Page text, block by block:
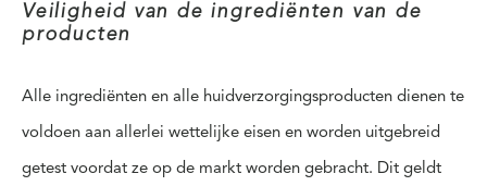
Veiligheid van de ingrediënten van de
producten
Alle ingrediënten en alle huidverzorgingsproducten dienen te
voldoen aan allerlei wettelijke eisen en worden uitgebreid
getest voordat ze op de markt worden gebracht. Dit geldt